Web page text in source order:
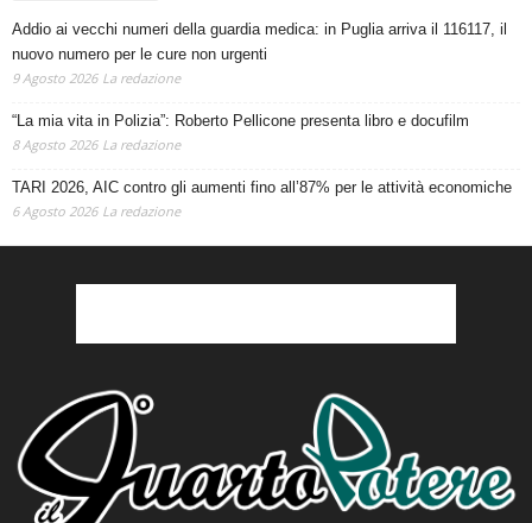
Addio ai vecchi numeri della guardia medica: in Puglia arriva il 116117, il
nuovo numero per le cure non urgenti
9 Agosto 2026 La redazione
“La mia vita in Polizia”: Roberto Pellicone presenta libro e docufilm
8 Agosto 2026 La redazione
TARI 2026, AIC contro gli aumenti fino all’87% per le attività economiche
6 Agosto 2026 La redazione